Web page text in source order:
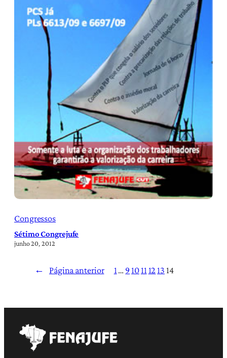
Congressos
Sétimo Congrejufe
junho 20, 2012
← Página anterior 1 … 9 1011 12 13 14